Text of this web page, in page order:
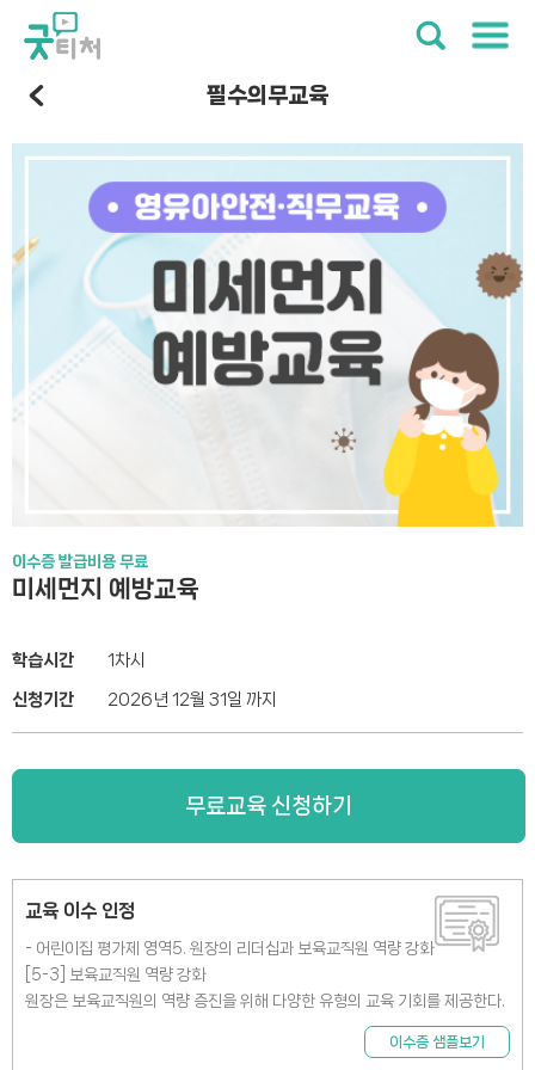
필수의무교육
이수증 발급비용 무료
미세먼지 예방교육
학습시간 1차시
신청기간 2026년 12월 31일 까지
무료교육 신청하기
교육 이수 인정
- 어린이집 평가제 영역5. 원장의 리더십과 보육교직원 역량 강화
[5-3] 보육교직원 역량 강화
원장은 보육교직원의 역량 증진을 위해 다양한 유형의 교육 기회를 제공한다.
이수증 샘플보기